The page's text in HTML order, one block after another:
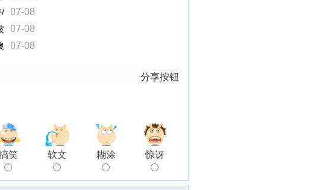
/ 07-08
07-08
07-08
分享按钮
笑 软文 糊涂 惊讶